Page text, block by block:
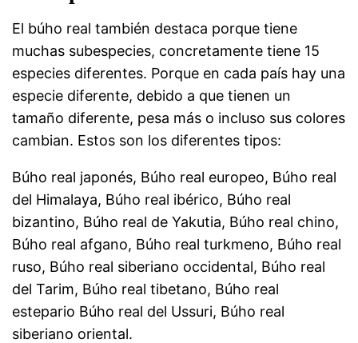
El búho real también destaca porque tiene
muchas subespecies, concretamente tiene 15
especies diferentes. Porque en cada país hay una
especie diferente, debido a que tienen un
tamaño diferente, pesa más o incluso sus colores
cambian. Estos son los diferentes tipos:
Búho real japonés, Búho real europeo, Búho real
del Himalaya, Búho real ibérico, Búho real
bizantino, Búho real de Yakutia, Búho real chino,
Búho real afgano, Búho real turkmeno, Búho real
ruso, Búho real siberiano occidental, Búho real
del Tarim, Búho real tibetano, Búho real
estepario Búho real del Ussuri, Búho real
siberiano oriental.